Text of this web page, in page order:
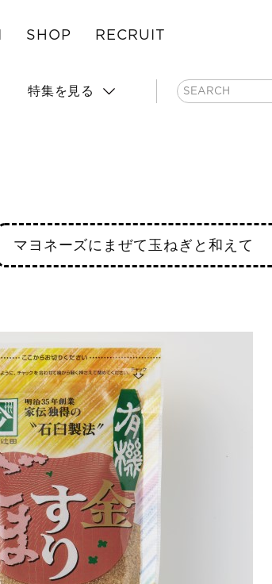
SHOP RECRUIT
特集を見る
マヨネーズにまぜて玉ねぎと和えて